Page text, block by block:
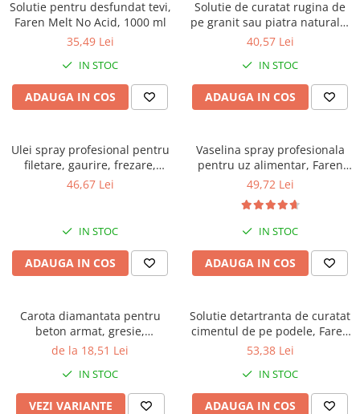
Solutie pentru desfundat tevi,
Faren Melt No Acid, 1000 ml
35,49 Lei
IN STOC
ADAUGA IN COS
Solutie de curatat rugina de
pe granit sau piatra naturala,
Faren No Rust Gel, 250ml
40,57 Lei
IN STOC
ADAUGA IN COS
Ulei spray profesional pentru
filetare, gaurire, frezare,
Faren F71, 400 ml
46,67 Lei
IN STOC
ADAUGA IN COS
Vaselina spray profesionala
pentru uz alimentar, Faren
F78, 400ml
49,72 Lei
IN STOC
ADAUGA IN COS
Carota diamantata pentru
beton armat, gresie,
marmura, granit, Gher
de la 18,51 Lei
IN STOC
VEZI VARIANTE
Solutie detartranta de curatat
cimentul de pe podele, Faren
Decavil T, 1l
53,38 Lei
IN STOC
ADAUGA IN COS